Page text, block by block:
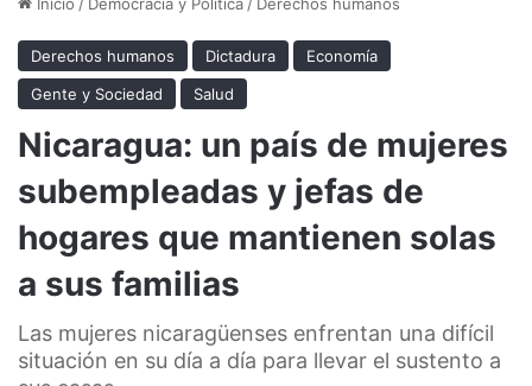
Derechos humanos Dictadura
Economía
Gente y Sociedad
Salud
Nicaragua: un país de mujeres
subempleadas y jefas de
hogares que mantienen solas
a sus familias
Las mujeres nicaragüenses enfrentan una difícil
situación en su día a día para llevar el sustento a